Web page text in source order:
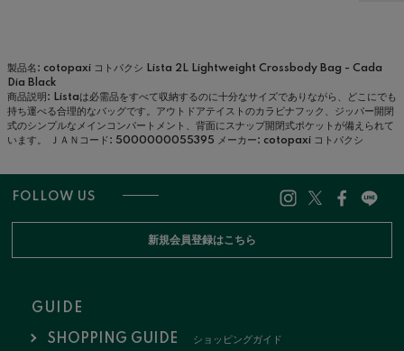
製品名: cotopaxi コトパクシ Lista 2L Lightweight Crossbody Bag - Cada
Dia Black
商品説明: Listaは必需品をすべて収納するのに十分なサイズでありながら、どこにでも
持ち運べる合理的なバッグです。アウトドアテイストのカラビナフック、ジッパー開閉
式のシンプルなメインコンパートメント、背面にスナップ開閉式ポケットが備えられて
います。
ＪＡＮコード: 5000000055395 メーカー: cotopaxi コトパクシ
FOLLOW US
新規会員登録はこちら
GUIDE
SHOPPING GUIDE ショッピングガイド